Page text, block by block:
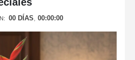
00 DÍAS 00:00:00